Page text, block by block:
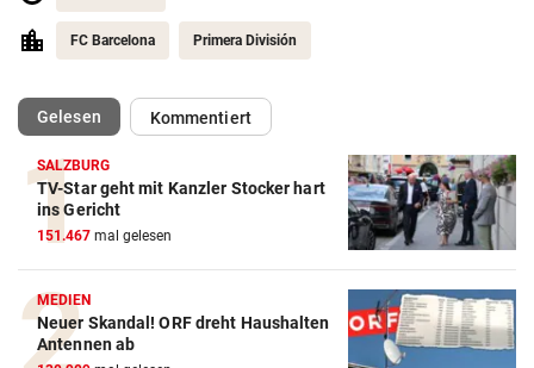
FC Barcelona Primera División
Gelesen(ausgewählt)Kommentiert
SALZBURG
TV-Star geht mit Kanzler Stocker hart
ins Gericht
151.467 mal gelesen
MEDIEN
Neuer Skandal! ORF dreht Haushalten
Antennen ab
Action-Cam Vergleich
ZUM VERGLEICH
Crosstrainer Vergleich
ZUM VERGLEICH